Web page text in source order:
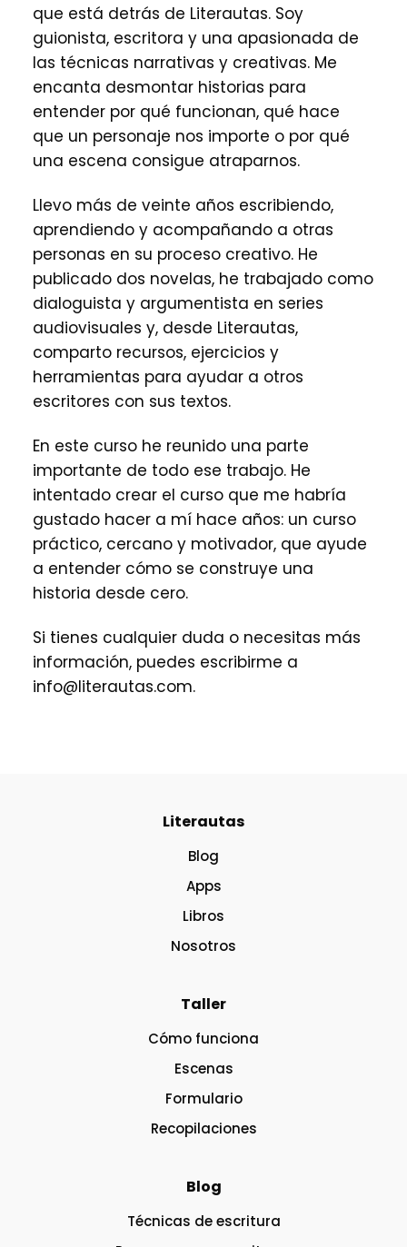
que está detrás de Literautas. Soy
guionista, escritora y una apasionada de
las técnicas narrativas y creativas. Me
encanta desmontar historias para
entender por qué funcionan, qué hace
que un personaje nos importe o por qué
una escena consigue atraparnos.
Llevo más de veinte años escribiendo,
aprendiendo y acompañando a otras
personas en su proceso creativo. He
publicado dos novelas, he trabajado como
dialoguista y argumentista en series
audiovisuales y, desde Literautas,
comparto recursos, ejercicios y
herramientas para ayudar a otros
escritores con sus textos.
En este curso he reunido una parte
importante de todo ese trabajo. He
intentado crear el curso que me habría
gustado hacer a mí hace años: un curso
práctico, cercano y motivador, que ayude
a entender cómo se construye una
historia desde cero.
Si tienes cualquier duda o necesitas más
información, puedes escribirme a
info@literautas.com.
Literautas
Blog
Apps
Libros
Nosotros
Taller
Cómo funciona
Escenas
Formulario
Recopilaciones
Blog
Técnicas de escritura